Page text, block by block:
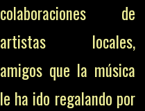
colaboraciones de
artistas locales,
amigos que la música
le ha ido regalando por